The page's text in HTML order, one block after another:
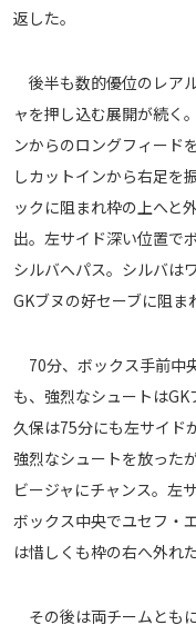
返した。
後半も数的優位のレア
ャを押し込む展開が続く
ンからのロングフィード
しカットインから右足を
ックに阻まれ枠の上へと
出。左サイド深い位置で
シルバへパス。シルバは
GKブヌの好セーブに阻ま
70分、ボックス手前中
も、強烈なシュートはGK
久保は75分にも左サイド
強烈なシュートを放った
ビージャにチャンス。左
ボックス中央でユセフ・
は惜しくも枠の右へ外れた
その後は両チームとも